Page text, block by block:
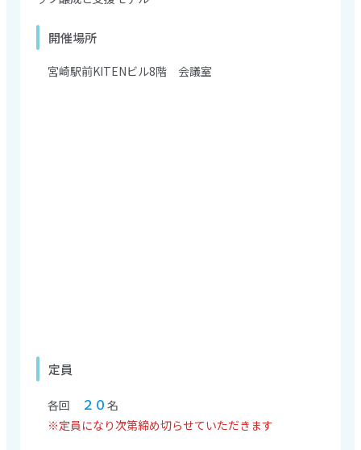
開催場所
宮崎駅前KITENビル8階 会議室
定員
各回 ２０名
※定員になり次第締め切らせていただきます